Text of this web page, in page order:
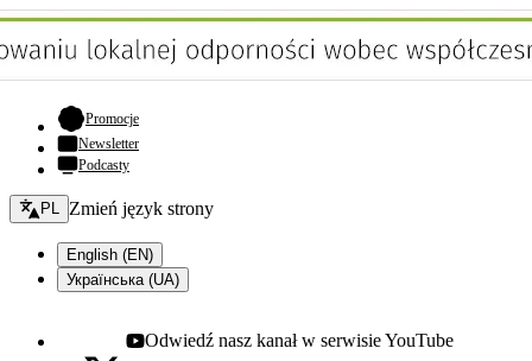
Promocje- otwiera się w nowej karcie
Newsletter
Podcasty
Zmień język - bieżący:
PL Zmień język strony
English (EN)
Українська (UA)
Youtube - otwiera się w nowej karcie
Odwiedź nasz kanał w serwisie YouTube